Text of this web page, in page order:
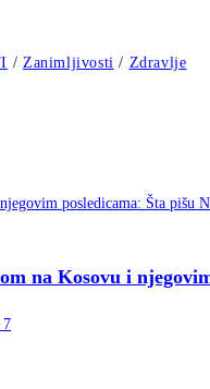
/ Zanimljivosti / Zdravlje
na Kosovu i